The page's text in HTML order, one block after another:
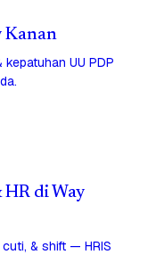
Kanan
UU PDP
HR di Way
& shift — HRIS